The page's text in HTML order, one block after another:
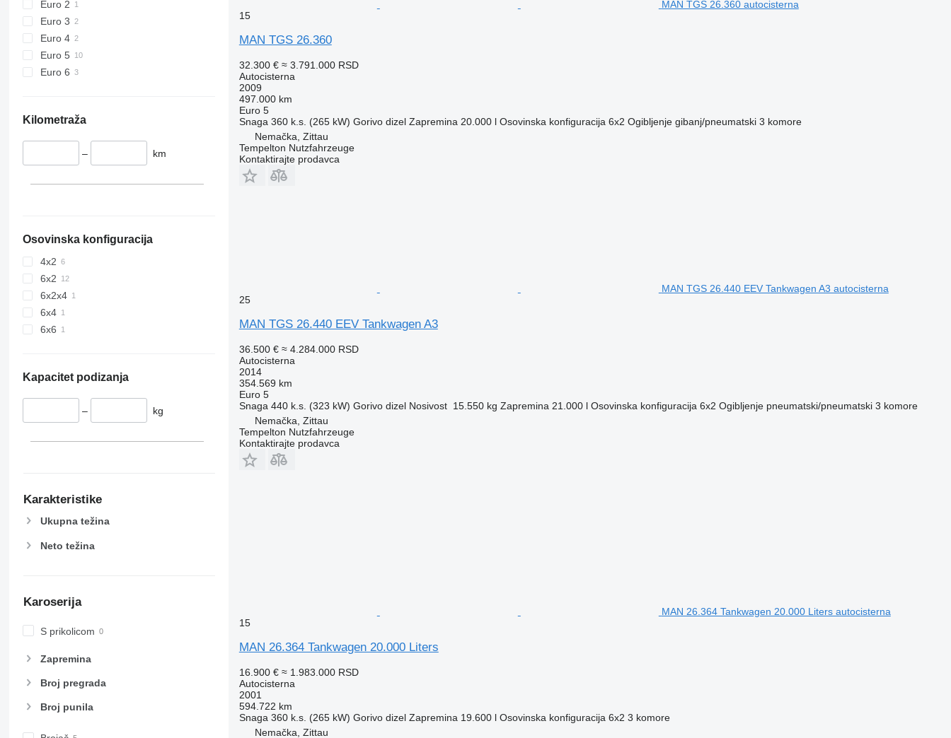
Euro 2
Euro 3
Euro 4
Euro 5
Euro 6
Kilometraža
– km
Osovinska konfiguracija
4x2
6x2
6x2x4
6x4
6x6
Kapacitet podizanja
– kg
Karakteristike
Ukupna težina
Neto težina
Karoserija
S prikolicom
Zapremina
Broj pregrada
Broj punila
MAN TGS 26.360 autocisterna
15
MAN TGS 26.360
32.300 € ≈ 3.791.000 RSD
Autocisterna
2009
497.000 km
Euro 5
Snaga 360 k.s. (265 kW) Gorivo dizel Zapremina 20.000 l Osovinska konfiguracija 6x2 Ogibljenje gibanj/pneumatski 3 komore
Nemačka, Zittau
Tempelton Nutzfahrzeuge
Kontaktirajte prodavca
MAN TGS 26.440 EEV Tankwagen A3 autocisterna
25
MAN TGS 26.440 EEV Tankwagen A3
36.500 € ≈ 4.284.000 RSD
Autocisterna
2014
354.569 km
Euro 5
Snaga 440 k.s. (323 kW) Gorivo dizel Nosivost 15.550 kg Zapremina 21.000 l Osovinska konfiguracija 6x2 Ogibljenje pneumatski/pneumatski 3 komore
Nemačka, Zittau
Tempelton Nutzfahrzeuge
Kontaktirajte prodavca
MAN 26.364 Tankwagen 20.000 Liters autocisterna
15
MAN 26.364 Tankwagen 20.000 Liters
16.900 € ≈ 1.983.000 RSD
Autocisterna
2001
594.722 km
Snaga 360 k.s. (265 kW) Gorivo dizel Zapremina 19.600 l Osovinska konfiguracija 6x2 3 komore
Nemačka, Zittau